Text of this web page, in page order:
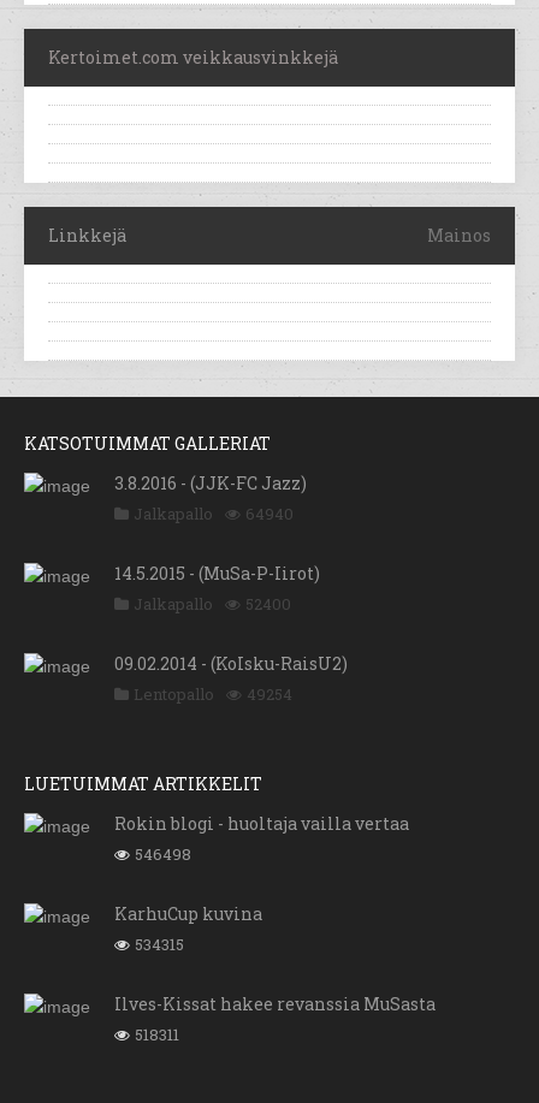
Kertoimet.com veikkausvinkkejä
Linkkejä Mainos
KATSOTUIMMAT GALLERIAT
3.8.2016 - (JJK-FC Jazz)
Jalkapallo 64940
14.5.2015 - (MuSa-P-Iirot)
Jalkapallo 52400
09.02.2014 - (KoIsku-RaisU2)
Lentopallo 49254
LUETUIMMAT ARTIKKELIT
Rokin blogi - huoltaja vailla vertaa
546498
KarhuCup kuvina
534315
Ilves-Kissat hakee revanssia MuSasta
518311